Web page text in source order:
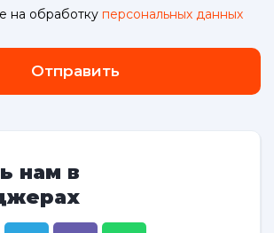
на обработку персональных данных
Отправить
нам в